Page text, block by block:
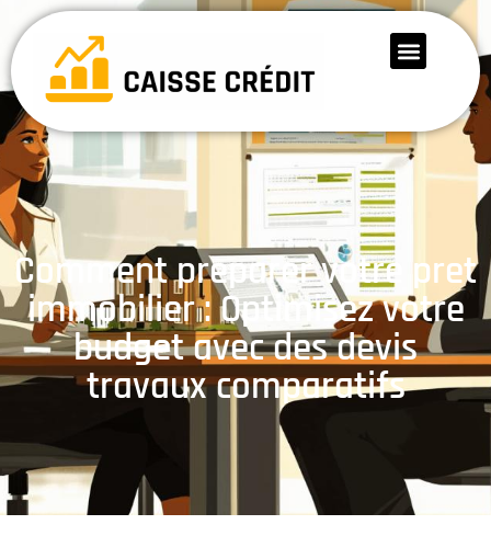
Comment preparer votre pret
immobilier : Optimisez votre
budget avec des devis
travaux comparatifs